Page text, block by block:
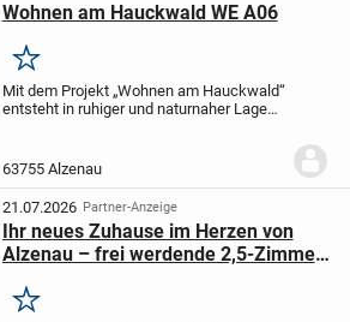
Wohnen am Hauckwald WE A06
Merken
Mit dem Projekt „Wohnen am Hauckwald“
entsteht in ruhiger und naturnaher Lage
Wohngebäude für Menschen, die Wert
63755 Alzenau
21.07.2026 Partner-Anzeige
Ihr neues Zuhause im Herzen von
Alzenau – frei werdende 2,5-Zimmer-
Merken